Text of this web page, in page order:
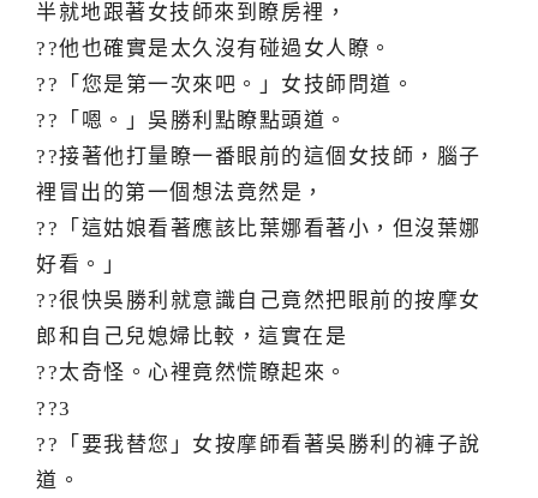
半就地跟著女技師來到瞭房裡，
??他也確實是太久沒有碰過女人瞭。
??「您是第一次來吧。」女技師問道。
??「嗯。」吳勝利點瞭點頭道。
??接著他打量瞭一番眼前的這個女技師，腦子
裡冒出的第一個想法竟然是，
??「這姑娘看著應該比葉娜看著小，但沒葉娜
好看。」
??很快吳勝利就意識自己竟然把眼前的按摩女
郎和自己兒媳婦比較，這實在是
??太奇怪。心裡竟然慌瞭起來。
??3
??「要我替您」女按摩師看著吳勝利的褲子說
道。